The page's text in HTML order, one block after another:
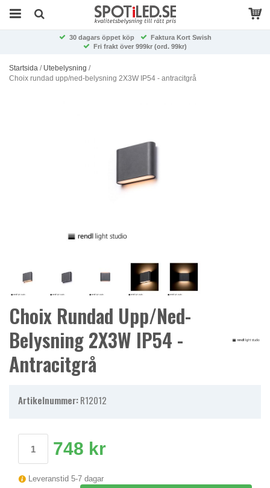
30 dagars öppet köp
Faktura Kort Swish
Fri frakt över 999kr (ord. 99kr)
Startsida / Utebelysning /
Choix rundad upp/ned-belysning 2X3W IP54 - antracitgrå
Choix Rundad Upp/ned-
Belysning 2X3W IP54 -
Antracitgrå
Artikelnummer:R12012
748 kr
Leveranstid 5-7 dagar